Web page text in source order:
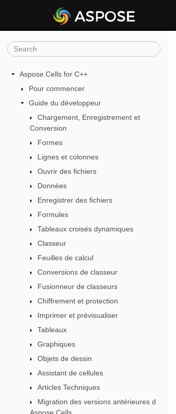
Aspose.Cells for C++
Pour commencer
Guide du développeur
Chargement, Enregistrement et
Conversion
Formes
Lignes et colonnes
Ouvrir des fichiers
Données
Enregistrer des fichiers
Formules
Tableaux croisés dynamiques
Classeur
Feuilles de calcul
Conversions de classeur
Fusionneur de classeurs
Chiffrement et protection
Imprimer et prévisualiser
Tableaux
Graphiques
Objets de dessin
Assistant de cellules
Articles Techniques
Migration des versions antérieures d
Aspose.Cells